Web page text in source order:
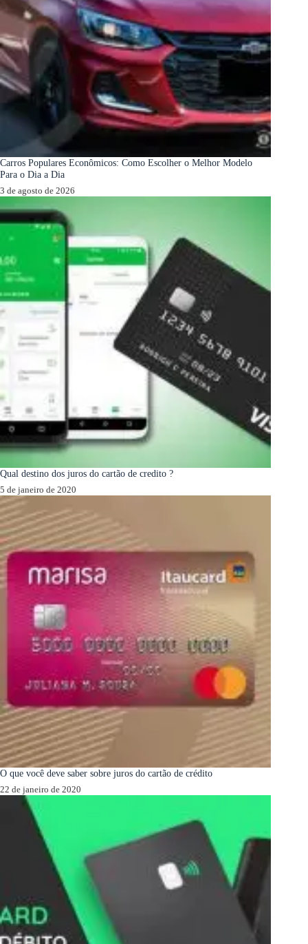
Carros Populares Econômicos: Como Escolher o Melhor Modelo
Para o Dia a Dia
3 de agosto de 2026
Qual destino dos juros do cartão de credito ?
5 de janeiro de 2020
O que você deve saber sobre juros do cartão de crédito
22 de janeiro de 2020